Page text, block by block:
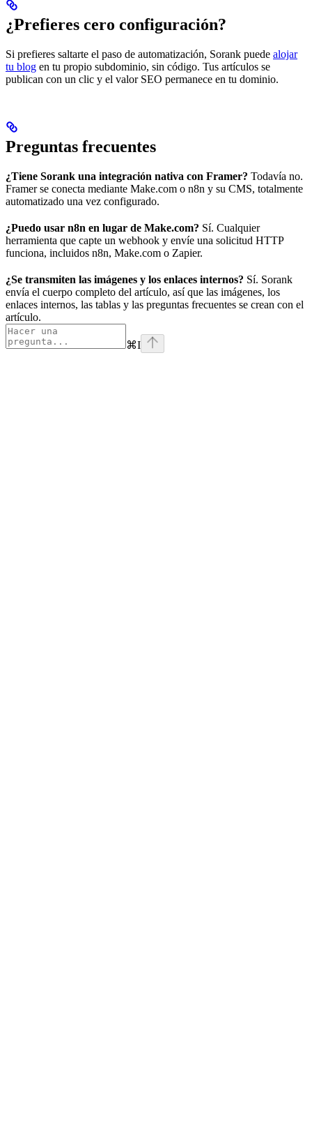
¿Prefieres cero configuración?
Si prefieres saltarte el paso de automatización, Sorank puede alojar
tu blog en tu propio subdominio, sin código. Tus artículos se
publican con un clic y el valor SEO permanece en tu dominio.
Preguntas frecuentes
¿Tiene Sorank una integración nativa con Framer? Todavía no.
Framer se conecta mediante Make.com o n8n y su CMS, totalmente
automatizado una vez configurado.
¿Puedo usar n8n en lugar de Make.com? Sí. Cualquier
herramienta que capte un webhook y envíe una solicitud HTTP
funciona, incluidos n8n, Make.com o Zapier.
¿Se transmiten las imágenes y los enlaces internos? Sí. Sorank
envía el cuerpo completo del artículo, así que las imágenes, los
enlaces internos, las tablas y las preguntas frecuentes se crean con el
artículo.
⌘I